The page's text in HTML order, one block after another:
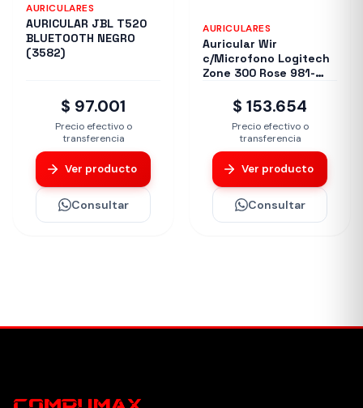
AURICULARES
AURICULAR JBL T520
BLUETOOTH NEGRO
(3582)
$ 97.001
Precio efectivo o
transferencia
Ver producto
Consultar
AURICULARES
Auricular Wir
c/Microfono Logitech
Zone 300 Rose 981-
$ 153.654
Precio efectivo o
transferencia
Ver producto
Consultar